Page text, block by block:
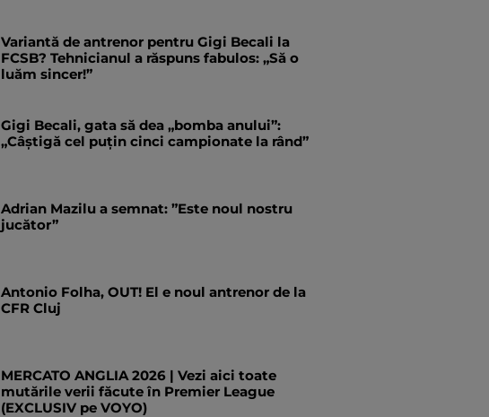
Variantă de antrenor pentru Gigi Becali la
FCSB? Tehnicianul a răspuns fabulos: „Să o
luăm sincer!”
Gigi Becali, gata să dea „bomba anului”:
„Câștigă cel puțin cinci campionate la rând”
Adrian Mazilu a semnat: ”Este noul nostru
jucător”
Antonio Folha, OUT! El e noul antrenor de la
CFR Cluj
MERCATO ANGLIA 2026 | Vezi aici toate
mutările verii făcute în Premier League
(EXCLUSIV pe VOYO)